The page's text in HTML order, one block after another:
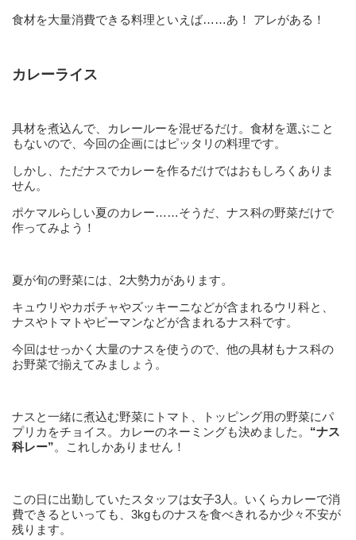
食材を大量消費できる料理といえば……あ！ アレがある！
カレーライス
具材を煮込んで、カレールーを混ぜるだけ。食材を選ぶこと
もないので、今回の企画にはピッタリの料理です。
しかし、ただナスでカレーを作るだけではおもしろくありま
せん。
ポケマルらしい夏のカレー……そうだ、ナス科の野菜だけで
作ってみよう！
夏が旬の野菜には、2大勢力があります。
キュウリやカボチャやズッキーニなどが含まれるウリ科と、
ナスやトマトやピーマンなどが含まれるナス科です。
今回はせっかく大量のナスを使うので、他の具材もナス科の
お野菜で揃えてみましょう。
ナスと一緒に煮込む野菜にトマト、トッピング用の野菜にパ
プリカをチョイス。カレーのネーミングも決めました。 “ナス
科レー”。これしかありません！
この日に出勤していたスタッフは女子3人。いくらカレーで消
費できるといっても、3kgものナスを食べきれるか少々不安が
残ります。